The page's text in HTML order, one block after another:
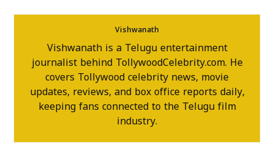
Vishwanath
Vishwanath is a Telugu entertainment
journalist behind TollywoodCelebrity.com. He
covers Tollywood celebrity news, movie
updates, reviews, and box office reports daily,
keeping fans connected to the Telugu film
industry.